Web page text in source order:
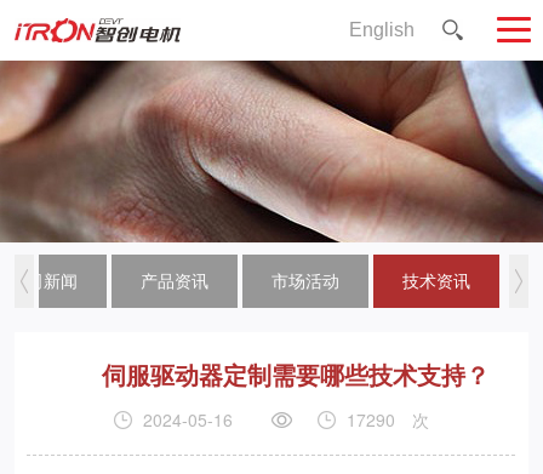
English
公司新闻 产品资讯 市场活动 技术资讯
伺服驱动器定制需要哪些技术支持？
2024-05-16 17290 次